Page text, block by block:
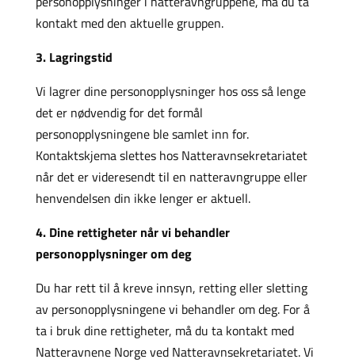
kontakt med den aktuelle gruppen.
3. Lagringstid
Vi lagrer dine personopplysninger hos oss så lenge
det er nødvendig for det formål
personopplysningene ble samlet inn for.
Kontaktskjema slettes hos Natteravnsekretariatet
når det er videresendt til en natteravngruppe eller
henvendelsen din ikke lenger er aktuell.
4. Dine rettigheter når vi behandler
personopplysninger om deg
Du har rett til å kreve innsyn, retting eller sletting
av personopplysningene vi behandler om deg. For å
ta i bruk dine rettigheter, må du ta kontakt med
Natteravnene Norge ved Natteravnsekretariatet. Vi